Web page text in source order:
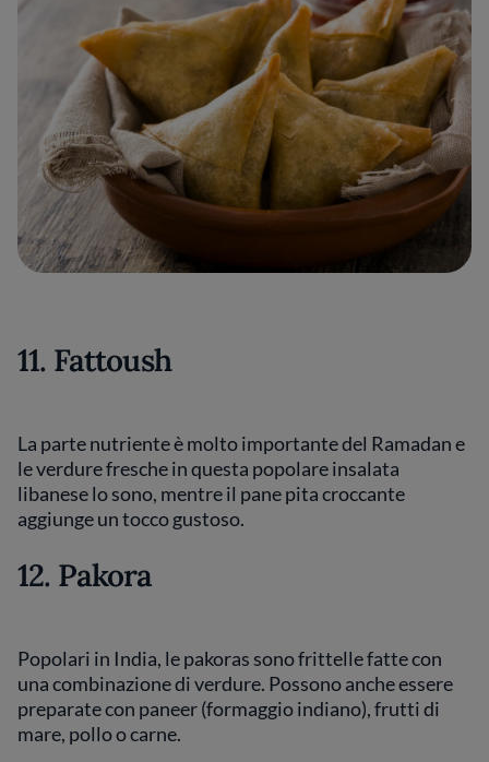
11. Fattoush
La parte nutriente è molto importante del Ramadan e
le verdure fresche in questa popolare insalata
libanese lo sono, mentre il pane pita croccante
aggiunge un tocco gustoso.
12. Pakora
Popolari in India, le pakoras sono frittelle fatte con
una combinazione di verdure. Possono anche essere
preparate con paneer (formaggio indiano), frutti di
mare, pollo o carne.